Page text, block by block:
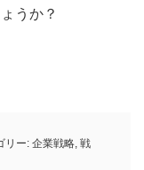
うか？
リー: 企業戦略, 戦